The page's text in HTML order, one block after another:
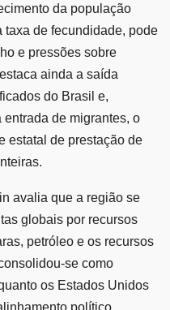
da população
taxa de fecundidade, pode
e pressões sobre
ainda a saída
do Brasil e,
de migrantes, o
estatal de prestação de
avalia que a região se
globais por recursos
petróleo e os recursos
se como
os Estados Unidos